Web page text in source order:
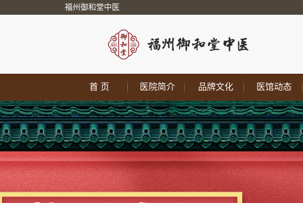
福州御和堂中医
医馆动态
品牌文化
医院简介
首 页